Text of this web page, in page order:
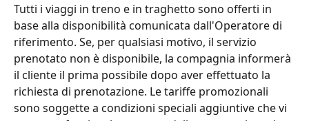
Tutti i viaggi in treno e in traghetto sono offerti in
base alla disponibilità comunicata dall'Operatore di
riferimento. Se, per qualsiasi motivo, il servizio
prenotato non è disponibile, la compagnia informerà
il cliente il prima possibile dopo aver effettuato la
richiesta di prenotazione. Le tariffe promozionali
sono soggette a condizioni speciali aggiuntive che vi